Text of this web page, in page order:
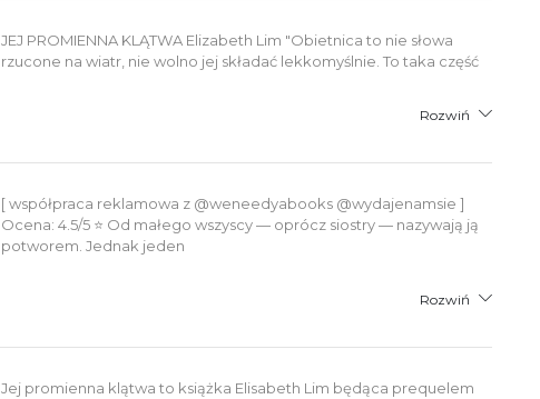
JEJ PROMIENNA KLĄTWA Elizabeth Lim "Obietnica to nie słowa
rzucone na wiatr, nie wolno jej składać lekkomyślnie. To taka część
Rozwiń
[ współpraca reklamowa z @weneedyabooks @wydajenamsie ]
Ocena: 4.5/5 ⭐️ Od małego wszyscy — oprócz siostry — nazywają ją
potworem. Jednak jeden
Rozwiń
Jej promienna klątwa to książka Elisabeth Lim będąca prequelem